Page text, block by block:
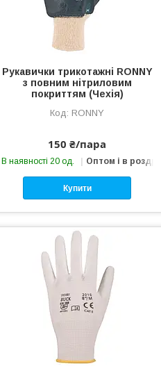
Рукавички трикотажні RONNY
з повним нітриловим
покриттям (Чехія)
RONNY
150 ₴/пара
В наявності 20 од. Оптом і в роздріб
Купити